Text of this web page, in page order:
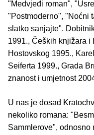
"Medvjeđi roman",
"Postmoderno", "Noćni
slatko sanjajte".
1991., Čeških knjižara i
Hostovskog 1995.,
Seiferta 1999., Grada
znanost i umjetnost
U nas je dosad
nekoliko romana:
Sammlerove", odnosno